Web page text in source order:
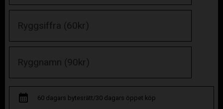
60 dagars bytesrätt/30 dagars öppet köp